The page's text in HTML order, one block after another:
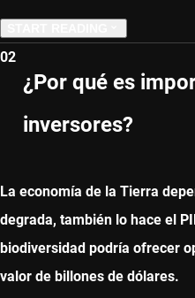
02
¿Por qué es
inversores?
La economía de la Tierra
degrada, también lo hace el
biodiversidad podría ofrecer
valor de billones de dólares.